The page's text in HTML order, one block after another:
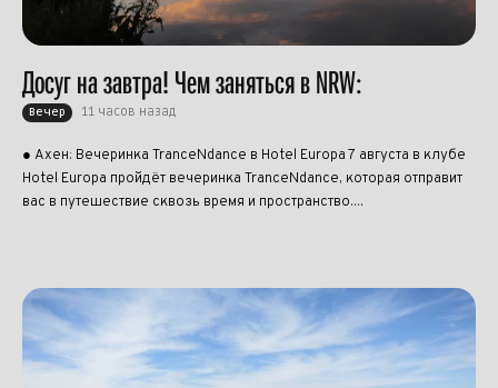
Досуг на завтра! Чем заняться в NRW:
Вечер 11 часов назад
● Ахен: Вечеринка TranceNdance в Hotel Europa 7 августа в клубе
Hotel Europa пройдёт вечеринка TranceNdance, которая отправит
вас в путешествие сквозь время и пространство....